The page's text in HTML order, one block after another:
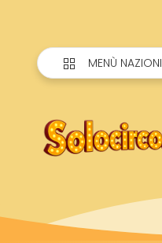
MENÙ NAZIONI